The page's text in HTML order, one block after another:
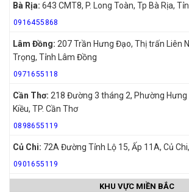
Bà Rịa: 643 CMT8, P. Long Toàn, Tp Bà Rịa,
0916455868
Lâm Đồng: 207 Trần Hưng Đạo, Thị trấn Liên
Trọng, Tỉnh Lâm Đồng
0971655118
Cần Thơ: 218 Đường 3 tháng 2, Phường Hưng
Kiều, TP. Cần Thơ
0898655119
Củ Chi: 72A Đường Tỉnh Lộ 15, Ấp 11A, Củ
0901655119
KHU VỰC MIỀN BẮC